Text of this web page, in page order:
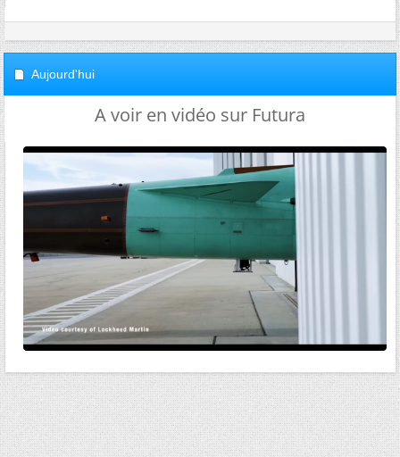
Aujourd'hui
A voir en vidéo sur Futura